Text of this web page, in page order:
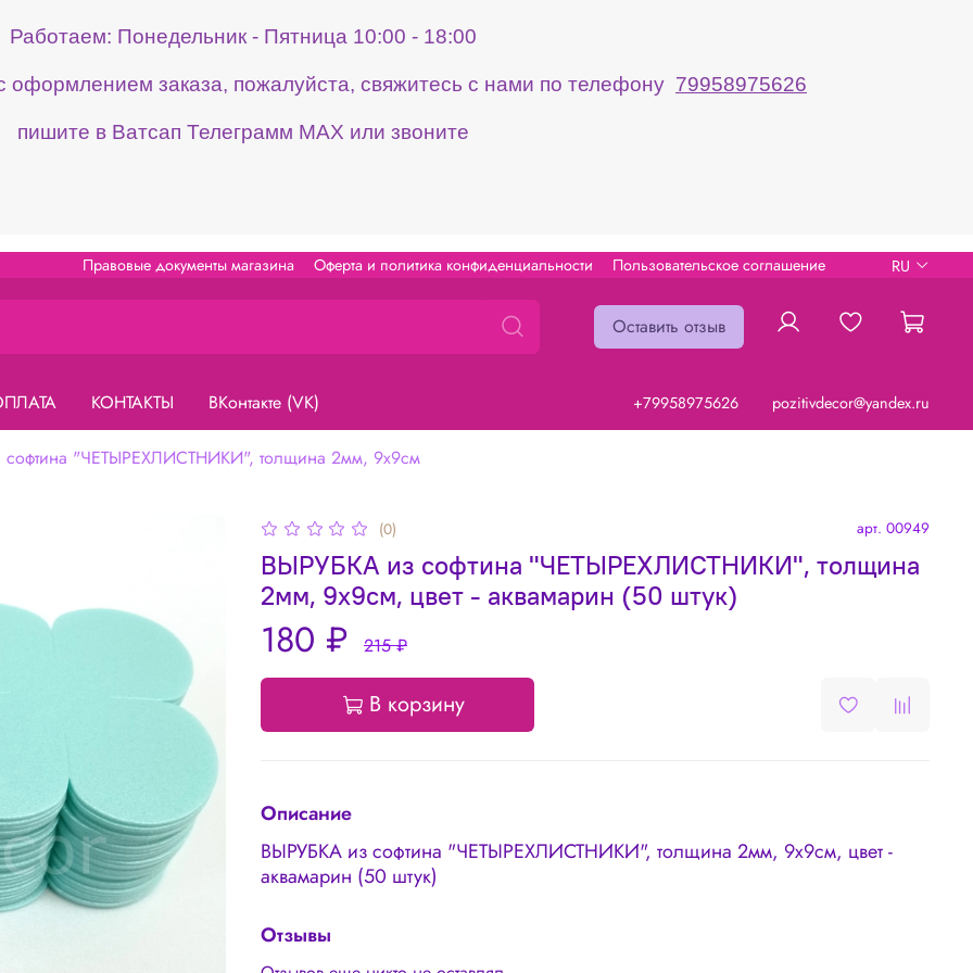
Работаем: Понедельник - Пятница 10:00 - 18:00
оформлением заказа, пожалуйста, свяжитесь с нами по телефону 79958975626
пишите в Ватсап Телеграмм МАХ или звоните
Правовые документы магазина Оферта и политика конфиденциальности Пользовательское соглашение RU
Оставить отзыв
КОНТАКТЫ ВКонтакте (VK) +79958975626 pozitivdecor@yandex.ru
"ЧЕТЫРЕХЛИСТНИКИ", толщина 2мм, 9х9см
(0) арт. 00949
ВЫРУБКА из софтина "ЧЕТЫРЕХЛИСТНИКИ", толщина
2мм, 9х9см, цвет - аквамарин (50 штук)
180 ₽ 215 ₽
В корзину
Описание
ВЫРУБКА из софтина "ЧЕТЫРЕХЛИСТНИКИ", толщина 2мм, 9х9см, цвет -
аквамарин (50 штук)
Отзывы